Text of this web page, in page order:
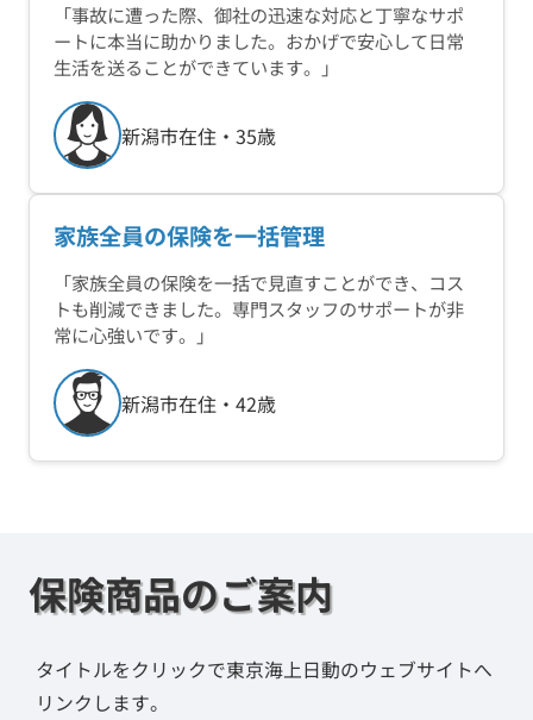
「事故に遭った際、御社の迅速な対応と丁寧なサポ
ートに本当に助かりました。おかげで安心して日常
生活を送ることができています。」
新潟市在住・35歳
家族全員の保険を一括管理
「家族全員の保険を一括で見直すことができ、コス
トも削減できました。専門スタッフのサポートが非
常に心強いです。」
新潟市在住・42歳
保険商品のご案内
タイトルをクリックで東京海上日動のウェブサイトへ
リンクします。